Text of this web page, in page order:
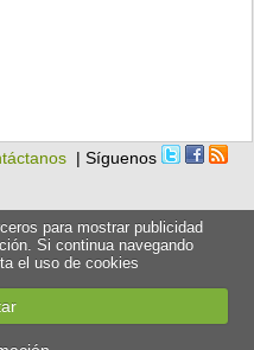
| Síguenos
para mostrar publicidad
Si continua navegando
el uso de cookies